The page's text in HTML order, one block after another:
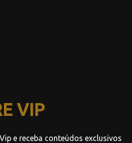
VIP
e receba conteúdos exclusivos